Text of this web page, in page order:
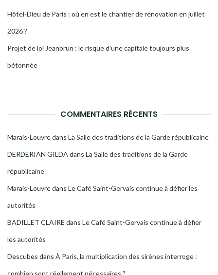
Hôtel-Dieu de Paris : où en est le chantier de rénovation en juillet
2026 ?
Projet de loi Jeanbrun : le risque d’une capitale toujours plus
bétonnée
COMMENTAIRES RÉCENTS
Marais-Louvredans La Salle des traditions de la Garde républicaine
DERDERIAN GILDA dans La Salle des traditions de la Garde
républicaine
Marais-Louvredans Le Café Saint-Gervais continue à défier les
autorités
BADILLET CLAIRE dans Le Café Saint-Gervais continue à défier
les autorités
Descubes dans À Paris, la multiplication des sirènes interroge :